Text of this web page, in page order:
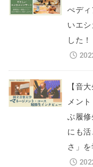
ぺデ
いエ
した！
【音
メン
ぶ履
にも
さ」